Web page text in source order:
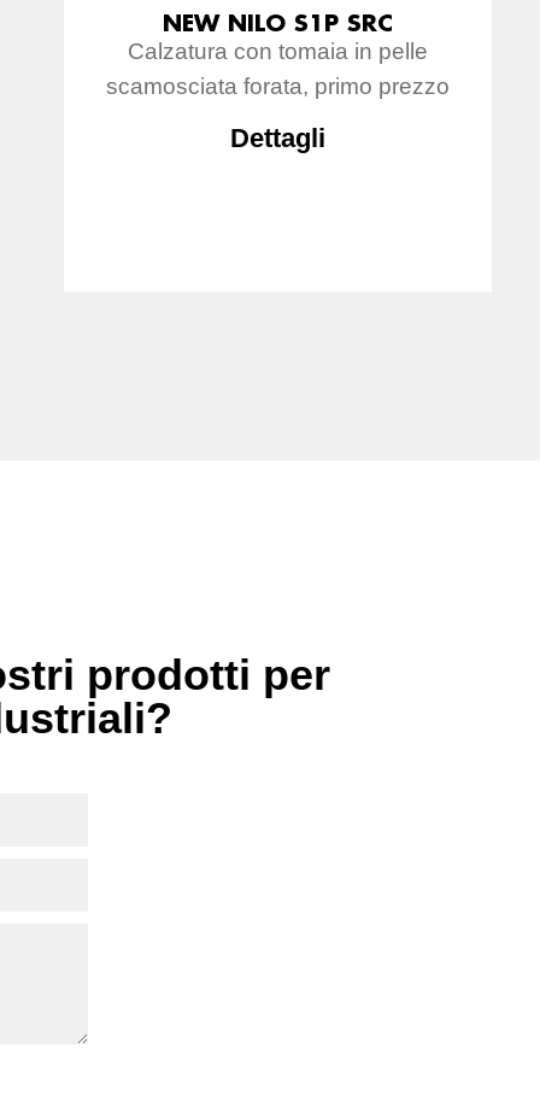
NEW NILO S1P SRC
Calzatura con tomaia in pelle
scamosciata forata, primo prezzo
Dettagli
prodotti per